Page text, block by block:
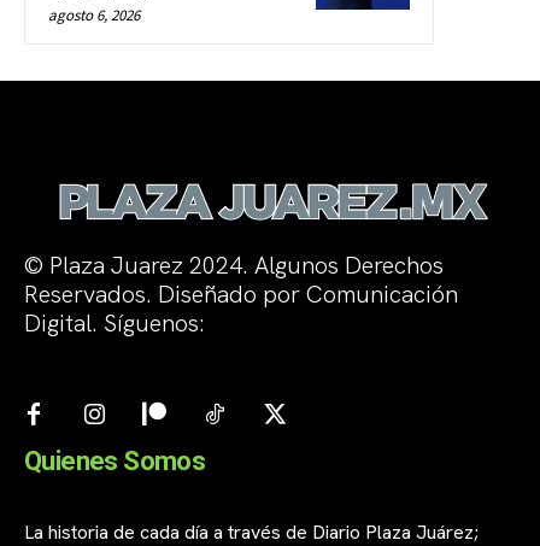
agosto 6, 2026
© Plaza Juarez 2024. Algunos Derechos
Reservados. Diseñado por Comunicación
Digital. Síguenos:
Quienes Somos
La historia de cada día a través de Diario Plaza Juárez;